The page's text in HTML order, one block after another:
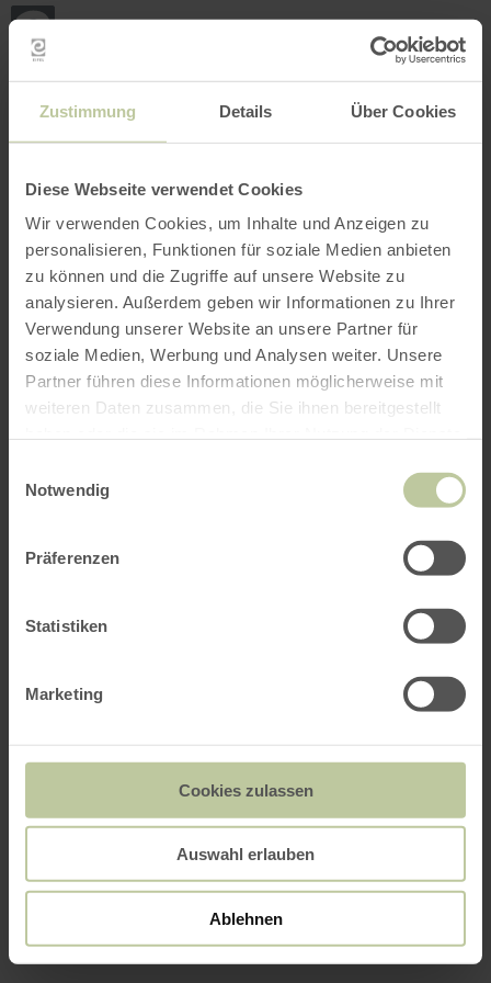
Zustimmung Details Über Cookies
Diese Webseite verwendet Cookies
Wir verwenden Cookies, um Inhalte und Anzeigen zu
personalisieren, Funktionen für soziale Medien anbieten
zu können und die Zugriffe auf unsere Website zu
analysieren. Außerdem geben wir Informationen zu Ihrer
Verwendung unserer Website an unsere Partner für
soziale Medien, Werbung und Analysen weiter. Unsere
Partner führen diese Informationen möglicherweise mit
weiteren Daten zusammen, die Sie ihnen bereitgestellt
Notwendig
Präferenzen
Statistiken
Marketing
Cookies zulassen
Auswahl erlauben
Ablehnen
Skip to main content
Skip to main navigation
Back
to
home
page
SEARCH MENU
The leisure activities listed below have been
posted on the Regiondo booking platform by the
Rureifel Tourismus GmbH is solely responsible
for the content.